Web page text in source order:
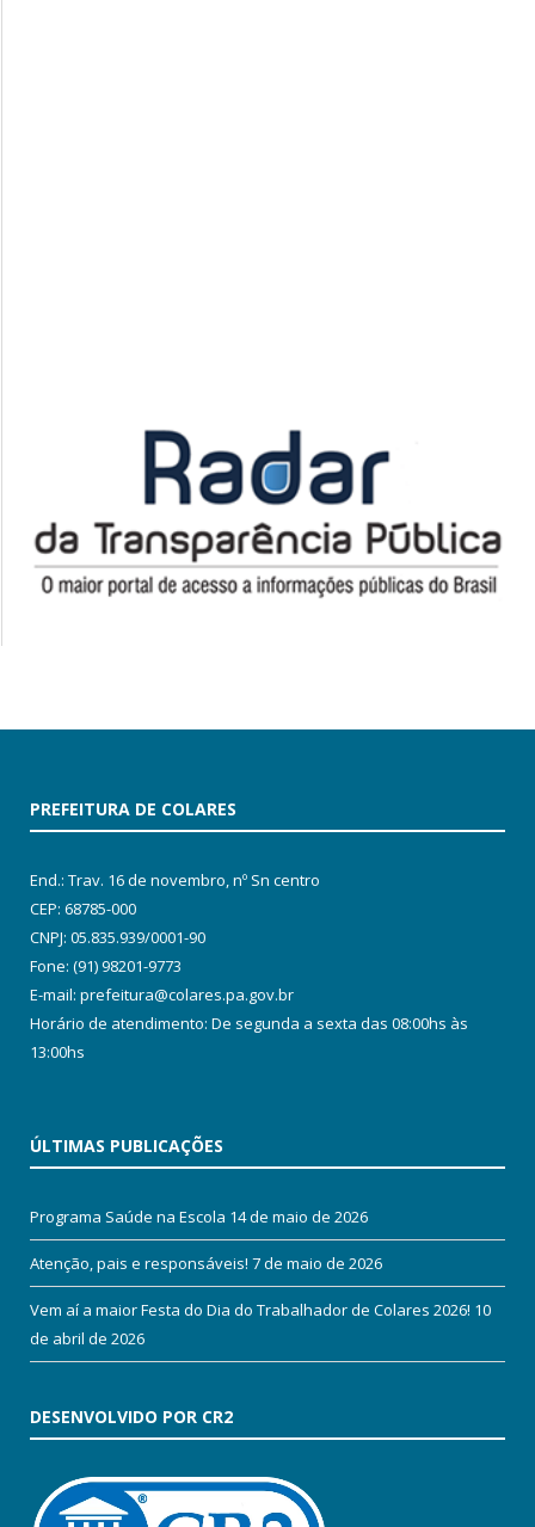
PREFEITURA DE COLARES
End.: Trav. 16 de novembro, nº Sn centro
CEP: 68785-000
CNPJ: 05.835.939/0001-90
Fone: (91) 98201-9773
E-mail: prefeitura@colares.pa.gov.br
Horário de atendimento: De segunda a sexta das 08:00hs às
13:00hs
ÚLTIMAS PUBLICAÇÕES
Programa Saúde na Escola 14 de maio de 2026
Atenção, pais e responsáveis! 7 de maio de 2026
Vem aí a maior Festa do Dia do Trabalhador de Colares 2026! 10
de abril de 2026
DESENVOLVIDO POR CR2